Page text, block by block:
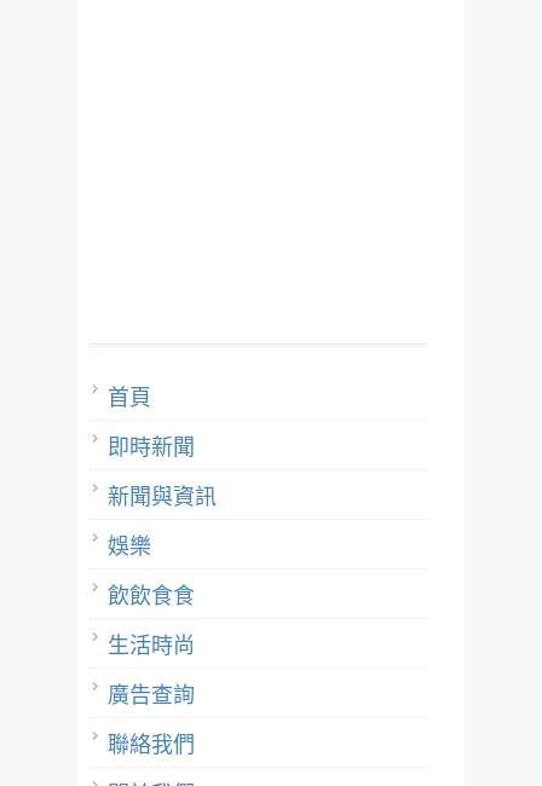
首頁
即時新聞
新聞與資訊
娛樂
飲飲食食
生活時尚
廣告查詢
聯絡我們